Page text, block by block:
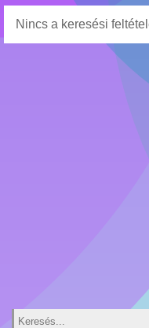
Nincs a keresési
Keresés